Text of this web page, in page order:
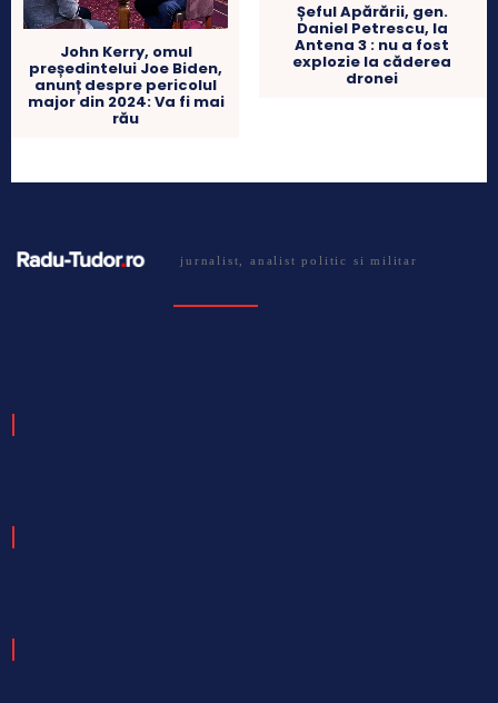
John Kerry, omul
președintelui Joe Biden,
anunț despre pericolul
major din 2024: Va fi mai
rău
Șeful Apărării, gen.
Daniel Petrescu, la
Antena 3 : nu a fost
explozie la căderea
dronei
jurnalist, analist politic si militar